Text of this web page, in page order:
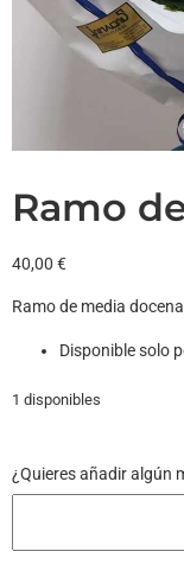
Ramo
40,00 €
Ramo de media
Disponible solo
1 disponibles
¿Quieres añadir algún